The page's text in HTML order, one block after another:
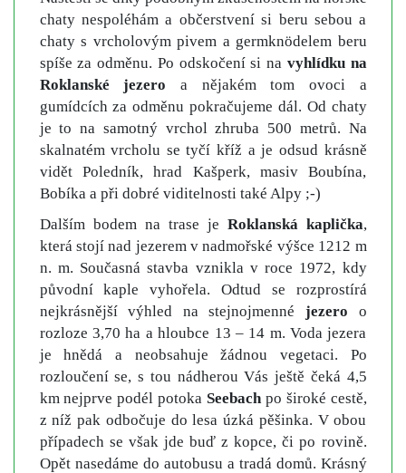
chaty nespoléhám a občerstvení si beru sebou a
chaty s vrcholovým pivem a germknödelem beru
spíše za odměnu. Po odskočení si na vyhlídku na
Roklanské jezero a nějakém tom ovoci a
gumídcích za odměnu pokračujeme dál. Od chaty
je to na samotný vrchol zhruba 500 metrů. Na
skalnatém vrcholu se tyčí kříž a je odsud krásně
vidět Poledník, hrad Kašperk, masiv Boubína,
Bobíka a při dobré viditelnosti také Alpy ;-)
Dalším bodem na trase je Roklanská kaplička,
která stojí nad jezerem v nadmořské výšce 1212 m
n. m. Současná stavba vznikla v roce 1972, kdy
původní kaple vyhořela. Odtud se rozprostírá
nejkrásnější výhled na stejnojmenné jezero o
rozloze 3,70 ha a hloubce 13 – 14 m. Voda jezera
je hnědá a neobsahuje žádnou vegetaci. Po
rozloučení se, s tou nádherou Vás ještě čeká 4,5
km nejprve podél potoka Seebachpo široké cestě,
z níž pak odbočuje do lesa úzká pěšinka. V obou
případech se však jde buď z kopce, či po rovině.
Opět nasedáme do autobusu a tradá domů. Krásný